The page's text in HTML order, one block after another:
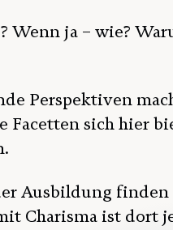
Wenn ja – wie?
Perspektiven
Facetten sich hier
Ausbildung
Charisma ist dort